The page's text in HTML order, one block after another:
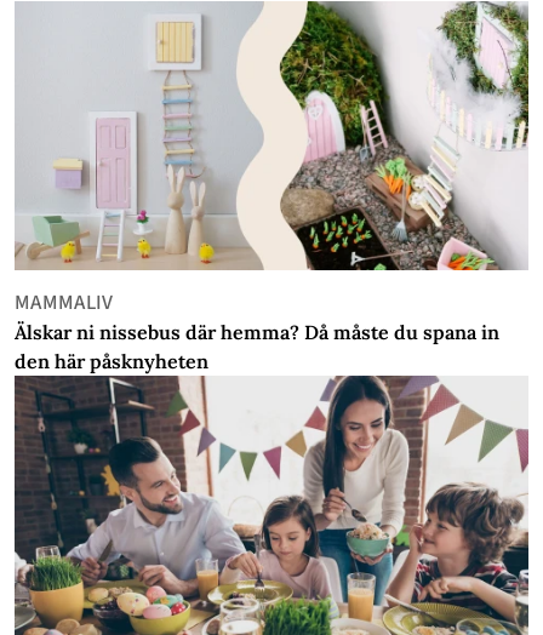
MAMMALIV
Älskar ni nissebus där hemma? Då måste du spana in
den här påsknyheten